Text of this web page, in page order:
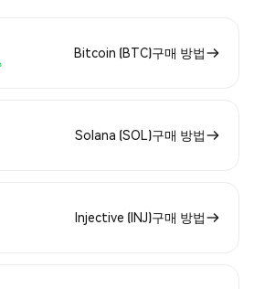
Bitcoin (BTC)구매 방법
Solana (SOL)구매 방법
Injective (INJ)구매 방법